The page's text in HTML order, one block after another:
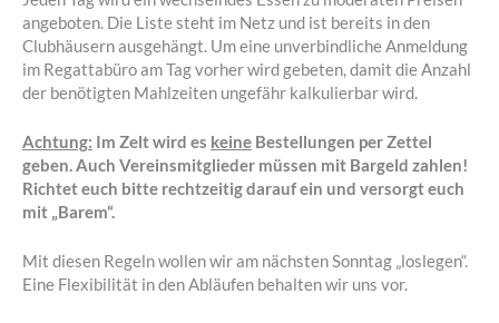
angeboten. Die Liste steht im Netz und ist bereits in den
Clubhäusern ausgehängt. Um eine unverbindliche Anmeldung
im Regattabüro am Tag vorher wird gebeten, damit die Anzahl
der benötigten Mahlzeiten ungefähr kalkulierbar wird.
Achtung: Im Zelt wird es keine Bestellungen per Zettel
geben. Auch Vereinsmitglieder müssen mit Bargeld zahlen!
Richtet euch bitte rechtzeitig darauf ein und versorgt euch
mit „Barem“.
Mit diesen Regeln wollen wir am nächsten Sonntag „loslegen“.
Eine Flexibilität in den Abläufen behalten wir uns vor.